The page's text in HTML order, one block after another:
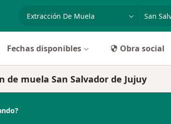
especialidad, enfermedad o nombre
Fechas disponibles Obra social
de muela San Salvador de Jujuy